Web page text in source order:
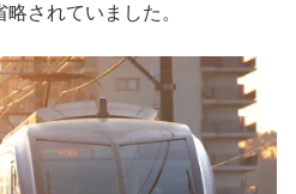
されていました。